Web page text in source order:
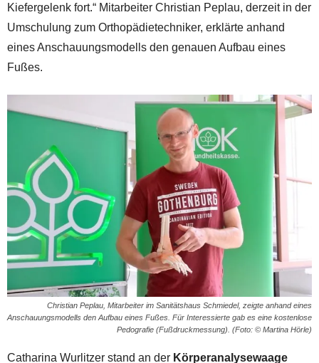
Kiefergelenk fort.“ Mitarbeiter Christian Peplau, derzeit in der
Umschulung zum Orthopädietechniker, erklärte anhand
eines Anschauungsmodells den genauen Aufbau eines
Fußes.
Christian Peplau, Mitarbeiter im Sanitätshaus Schmiedel, zeigte anhand eines
Anschauungsmodells den Aufbau eines Fußes. Für Interessierte gab es eine kostenlose
Pedografie (Fußdruckmessung). (Foto: © Martina Hörle)
Catharina Wurlitzer stand an der Körperanalysewaage